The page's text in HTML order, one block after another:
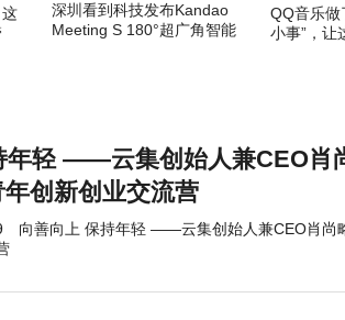
深圳看到科技发布Kandao
Meeting S 180°超广角智能
QQ音乐做
小事”，让
年轻 ——云集创始人兼CEO肖
创新创业交流营
向善向上 保持年轻 ——云集创始人兼CEO肖尚